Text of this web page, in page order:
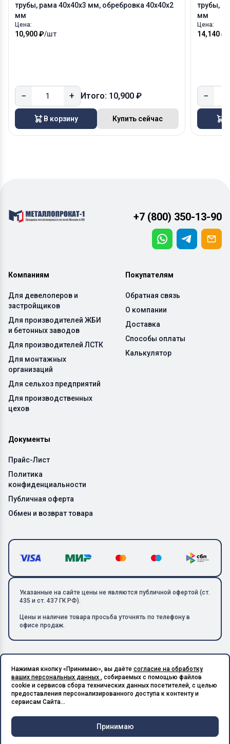
трубы, рама 40х40х3 мм, обребровка 40х40х2
мм
Цена:
10,900 ₽/шт
− + Итого: 10,900 ₽
В корзину Купить сейчас
трубы,
мм
Цена:
14,140 ₽
−
+7 (800) 350-13-90
Компаниям
Для девелоперов и
застройщиков
Для производителей ЖБИ
и бетонных заводов
Для производителей ЛСТК
Для монтажных
организаций
Для сельхоз предприятий
Для производственных
цехов
Покупателям
Обратная связь
О компании
Доставка
Способы оплаты
Калькулятор
Документы
Прайс-Лист
Политика
конфиденциальности
Публичная оферта
Обмен и возврат товара
Указанные на сайте цены не являются публичной офертой (ст.
435 и ст. 437 ГК РФ).
Цены и наличие товара просьба уточнять по телефону в
офисе продаж.
Copyright © 2026 ООО «Металлолом-1». Все права защищены.
Разработано в X-Point.Studio
ИНН: 5003129594 | КПП: 500301001 | ОГРН: 1185027017240
Подпишитесь на Telegram,
получите скидку 20%
Главная Каталог Корзина Меню
Нажимая кнопку «Принимаю», вы даёте согласие на обработку
ваших персональных данных , собираемых с помощью файлов
cookie и сервисов сбора технических данных посетителей, с целью
предоставления персонализированного доступа к контенту и
сервисам Сайта...
Принимаю